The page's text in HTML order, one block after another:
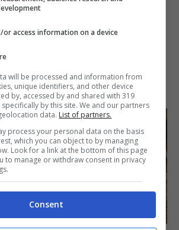
PRIMO PIANO
SECONDI PIATTI
or access information on a device
will be processed and information from
unique identifiers, and other device
by, accessed by and shared with 319
by this site. We and our partners
data. List of partners.
process your personal data on the basis
which you can object to by managing
Look for a link at the bottom of this page
to manage or withdraw consent in privacy
Consent